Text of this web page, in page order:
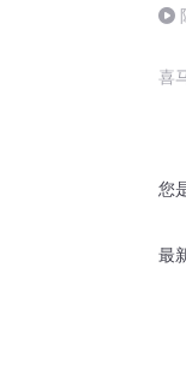
喜
您
最